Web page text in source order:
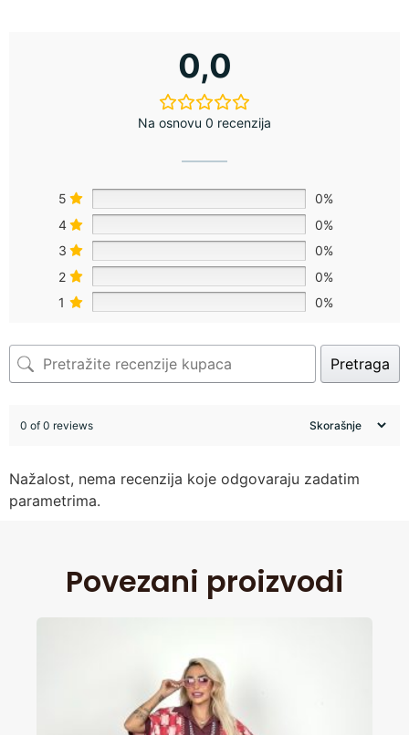
0,0
Na osnovu 0 recenzija
5
0%
4
0%
3
0%
2
0%
1
0%
Pretraga
0 of 0 reviews
Nažalost, nema recenzija koje odgovaraju zadatim
parametrima.
Povezani proizvodi